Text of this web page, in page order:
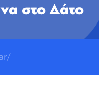
στο Δάτο